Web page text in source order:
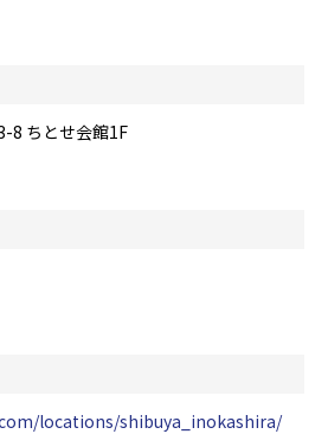
8 ちとせ会館1F
locations/shibuya_inokashira/